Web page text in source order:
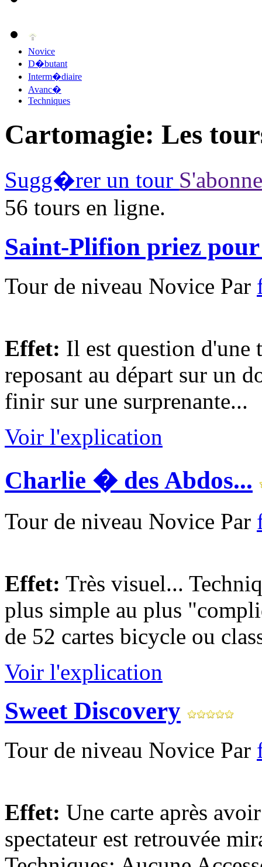
Novice
D�butant
Interm�diaire
Avanc�
Techniques
Cartomagie: Les
Sugg�rer un tour
56 tours en ligne.
Saint-Plifion priez
Tour de niveau Novice Par
Effet: Il est question d'une
reposant au départ sur un
finir sur une surprenante...
Voir l'explication
Charlie � des Abdos...
Tour de niveau Novice Par
Effet: Très visuel...
plus simple au plus
de 52 cartes bicycle ou
Voir l'explication
Sweet Discovery
Tour de niveau Novice Par
Effet: Une carte après
spectateur est retrouvée